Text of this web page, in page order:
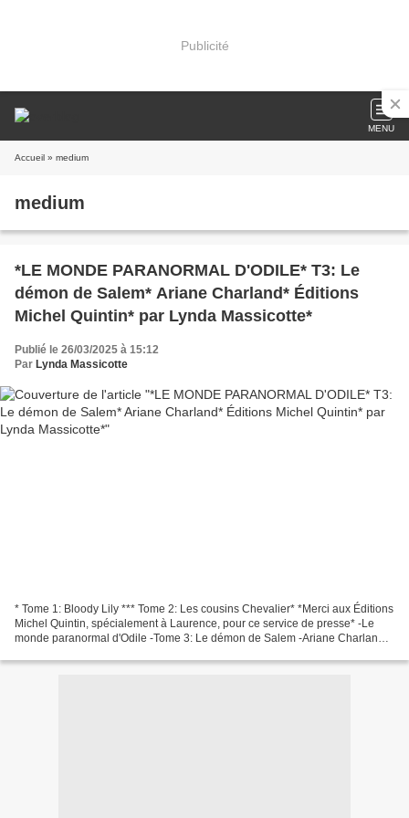
Publicité
MENU
Accueil » medium
medium
*LE MONDE PARANORMAL D'ODILE* T3: Le
démon de Salem* Ariane Charland* Éditions
Michel Quintin* par Lynda Massicotte*
Publié le 26/03/2025 à 15:12
Par Lynda Massicotte
* Tome 1: Bloody Lily *** Tome 2: Les cousins Chevalier* *Merci aux Éditions
Michel Quintin, spécialement à Laurence, pour ce service de presse* -Le
monde paranormal d'Odile -Tome 3: Le démon de Salem -Ariane Charland